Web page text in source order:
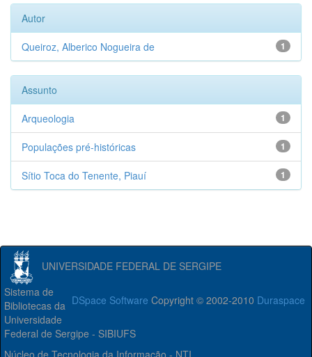
Autor
1
Queiroz, Alberico Nogueira de
Assunto
1
Arqueologia
1
Populações pré-históricas
1
Sítio Toca do Tenente, Piauí
UNIVERSIDADE FEDERAL DE SERGIPE
DSpace Software Copyright © 2002-2010 Duraspace
Sistema de
Bibliotecas da
Universidade
Federal de Sergipe - SIBIUFS
Núcleo de Tecnologia da Informação - NTI